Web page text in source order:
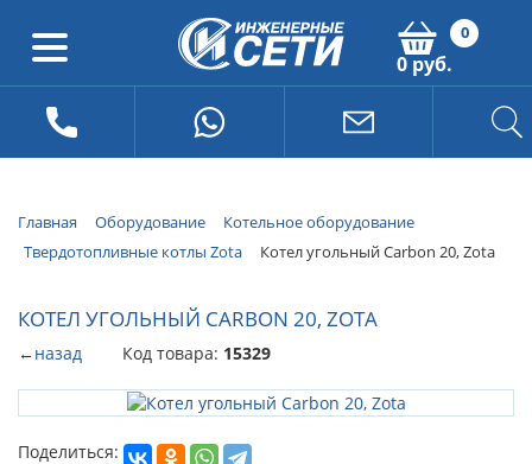
0
0 руб.
Главная Оборудование
Котельное оборудование
Твердотопливные котлы Zota
Котел угольный Carbon 20, Zota
КОТЕЛ УГОЛЬНЫЙ CARBON 20, ZOTA
←назад Код товара: 15329
Поделиться: